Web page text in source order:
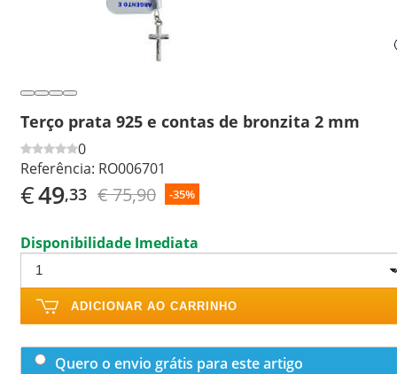
Terço prata 925 e contas de bronzita 2 mm
0
Referência: RO006701
€49,33 € 75,90 -35%
Disponibilidade Imediata
ADICIONAR AO CARRINHO
Quero o envio grátis para este artigo